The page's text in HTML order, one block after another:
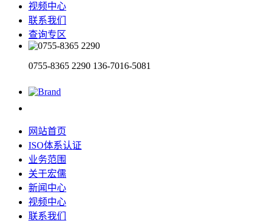
视频中心
联系我们
查询专区
0755-8365 2290 136-7016-5081
网站首页
ISO体系认证
业务范围
关于宏儒
新闻中心
视频中心
联系我们